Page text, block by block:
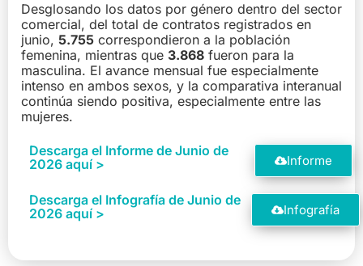
Desglosando los datos por género dentro del sector
comercial, del total de contratos registrados en
junio, 5.755 correspondieron a la población
femenina, mientras que 3.868 fueron para la
masculina. El avance mensual fue especialmente
intenso en ambos sexos, y la comparativa interanual
continúa siendo positiva, especialmente entre las
mujeres.
Descarga el Informe de Junio de
2026 aquí >
Informe
Descarga el Infografía de Junio de
2026 aquí >
Infografía